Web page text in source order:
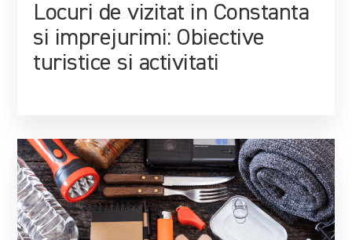
Locuri de vizitat in Constanta
si imprejurimi: Obiective
turistice si activitati